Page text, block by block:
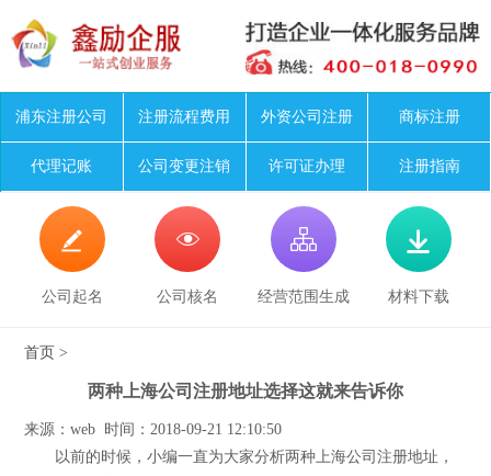
浦东注册公司 注册流程费用 外资公司注册 商标注册
代理记账 公司变更注销 许可证办理 注册指南

公司起名

公司核名

经营范围生成

材料下载
首页 >
两种上海公司注册地址选择这就来告诉你
来源：web 时间：2018-09-21 12:10:50
以前的时候，小编一直为大家分析两种上海公司注册地址，